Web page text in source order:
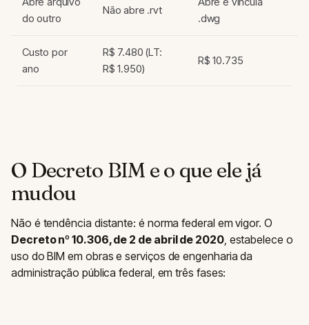
do outro
Não abre .rvt
.dwg
Custo por
ano
R$ 7.480 (LT:
R$ 1.950)
R$ 10.735
O Decreto BIM e o que ele já
mudou
Não é tendência distante: é norma federal em vigor. O
Decreto nº 10.306, de 2 de abril de 2020, estabelece o
uso do BIM em obras e serviços de engenharia da
administração pública federal, em três fases: